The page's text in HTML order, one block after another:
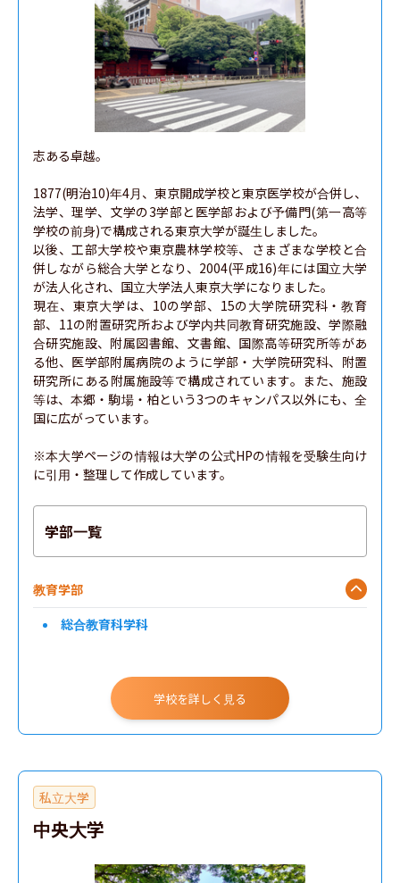
志ある卓越。
1877(明治10)年4月、東京開成学校と東京医学校が合併し、
法学、理学、文学の3学部と医学部および予備門(第一高等
学校の前身)で構成される東京大学が誕生しました。
以後、工部大学校や東京農林学校等、さまざまな学校と合
併しながら総合大学となり、2004(平成16)年には国立大学
が法人化され、国立大学法人東京大学になりました。
現在、東京大学は、10の学部、15の大学院研究科・教育
部、11の附置研究所および学内共同教育研究施設、学際融
合研究施設、附属図書館、文書館、国際高等研究所等があ
る他、医学部附属病院のように学部・大学院研究科、附置
研究所にある附属施設等で構成されています。また、施設
等は、本郷・駒場・柏という3つのキャンパス以外にも、全
国に広がっています。
※本大学ページの情報は大学の公式HPの情報を受験生向け
に引用・整理して作成しています。
学部一覧
教育学部
総合教育科学科
学校を詳しく見る
私立大学
中央大学